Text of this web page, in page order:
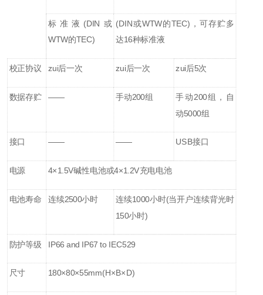
标准液(DIN或
WTW的TEC)
(DIN或WTW的TEC)，可存贮多
达16种标准液
校正协议 zui后一次 zui后一次 zui后5次
数据存贮 —— 手动200组 手动200组，自
动5000组
接口 —— —— USB接口
电源 4×1.5V碱性电池或4×1.2V充电电池
电池寿命 连续2500小时
连续1000小时(当开户连续背光时
150小时)
防护等级 IP66 and IP67 to IEC529
尺寸 180×80×55mm(H×B×D)